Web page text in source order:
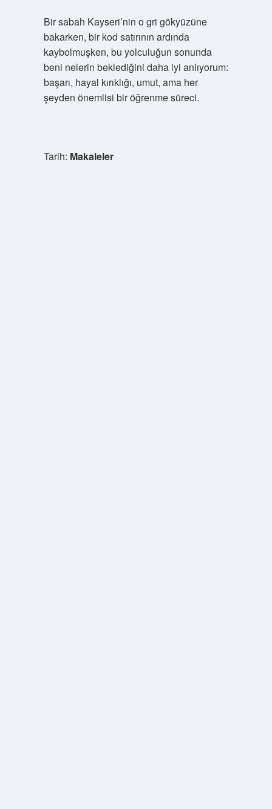
Bir sabah Kayseri’nin o gri gökyüzüne
bakarken, bir kod satırının ardında
kaybolmuşken, bu yolculuğun sonunda
beni nelerin beklediğini daha iyi anlıyorum:
başarı, hayal kırıklığı, umut, ama her
şeyden önemlisi bir öğrenme süreci.
Tarih: Makaleler